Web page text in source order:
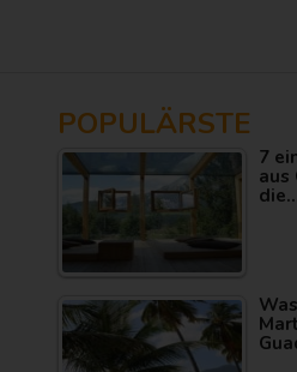
POPULÄRSTE
7
aus